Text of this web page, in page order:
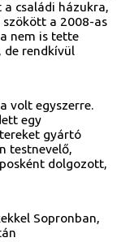
családi házukra,
szökött a 2008-as
nem is tette
de rendkívül
volt egyszerre.
egy
gyártó
testnevelő,
dolgozott,
Sopronban,